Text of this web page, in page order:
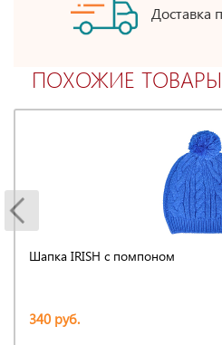
Доставка
ПОХОЖИЕ ТОВАРЫ
Шапка IRISH с помпоном
340 руб.